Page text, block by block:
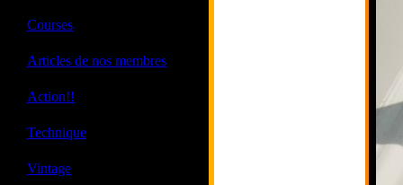
Courses
Articles de nos membres
Action!!
Technique
Vintage